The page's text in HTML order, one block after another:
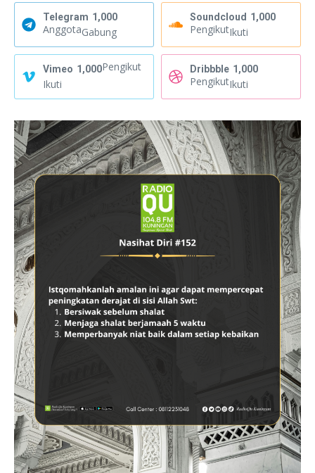
Telegram 1,000
AnggotaGabung
Soundcloud 1,000
PengikutIkuti
Vimeo 1,000Pengikut
Ikuti
Dribbble 1,000
PengikutIkuti